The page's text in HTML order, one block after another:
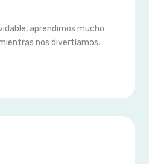
aprendimos mucho
nos divertíamos.